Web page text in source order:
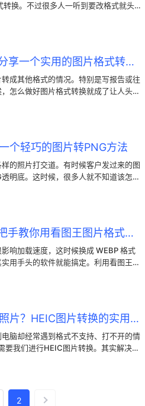
换。不过很多人一听到要改格式就头
怎么快速搞定图片转JPG？分享一个实用的图片格式转换方法
成其他格式的情况。特别是写报告或往
怎么做好图片格式转换就成了让人头疼
看图王怎么轻松搞定这个操作。
个轻巧的图片转PNG方法
的照片打交道。有时候客户发过来的图
明底。这时候，很多人就不知道该怎么
下就能搞定，根本不用去花大功夫下载
怎么把图片转成WEBP？手把手教你用看图王图片格式转换
响加载速度，这时候换成 WEBP 格式
用手头的软件就能搞定。利用看图王图
处理文件，学会这招看图王图片格式转
电脑怎么打开苹果手机拍的照片？HEIC图片转换的实用方法
脑却经常遇到格式不支持、打不开的情
要我们进行HEIC图片转换。其实解决这
后将苹果手机照片传输到电脑，就不
2